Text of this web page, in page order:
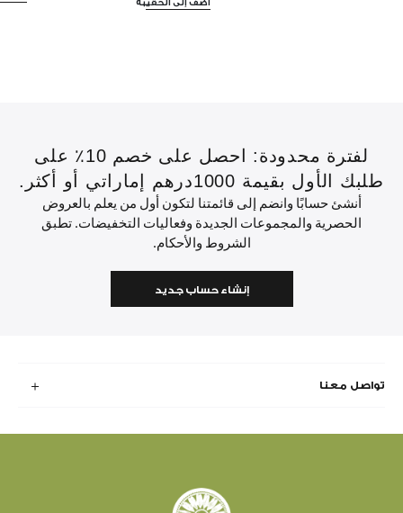
أضف إلى الحقيبة
لفترة محدودة: احصل على خصم 10٪ على
طلبك الأول بقيمة 1000درهم إماراتي أو أكثر.
أنشئ حسابًا وانضم إلى قائمتنا لتكون أول من يعلم بالعروض
الحصرية والمجموعات الجديدة وفعاليات التخفيضات. تطبق
الشروط والأحكام.
إنشاء حساب جديد
تواصل معنا